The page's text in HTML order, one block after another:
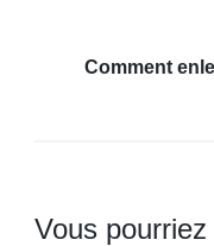
Comment
Vous